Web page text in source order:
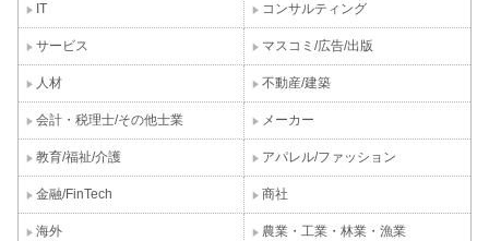
IT コンサルティング
サービス マスコミ/広告/出版
人材 不動産/建築
会計・税理士/その他士業 メーカー
教育/福祉/介護 アパレル/ファッション
金融/FinTech 商社
海外 農業・工業・林業・漁業